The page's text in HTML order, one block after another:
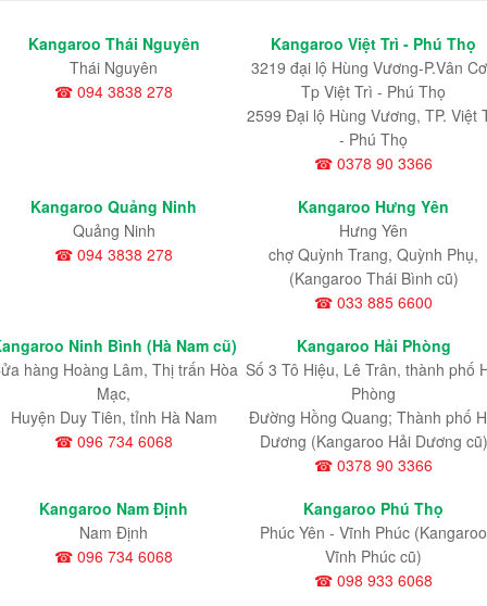
Kangaroo Thái Nguyên
Thái Nguyên
☎ 094 3838 278
Kangaroo Việt Trì - Phú Thọ
3219 đại lộ Hùng Vương-P.Vân
Tp Việt Trì - Phú Thọ
2599 Đại lộ Hùng Vương, TP. Việt
- Phú Thọ
☎ 0378 90 3366
Kangaroo Quảng Ninh
Quảng Ninh
☎ 094 3838 278
Kangaroo Hưng Yên
Hưng Yên
chợ Quỳnh Trang, Quỳnh Phụ,
(Kangaroo Thái Bình cũ)
☎ 033 885 6600
Ninh Bình (Hà Nam cũ)
hàng Hoàng Lâm, Thị trấn Hòa
Mạc,
Huyện Duy Tiên, tỉnh Hà Nam
☎ 096 734 6068
Kangaroo Hải Phòng
Số 3 Tô Hiệu, Lê Trân, thành phố
Phòng
Đường Hồng Quang; Thành phố
Dương (Kangaroo Hải Dương cũ)
☎ 0378 90 3366
Kangaroo Nam Định
Nam Định
☎ 096 734 6068
Kangaroo Phú Thọ
Phúc Yên - Vĩnh Phúc (Kangaroo
Vĩnh Phúc cũ)
☎ 098 933 6068